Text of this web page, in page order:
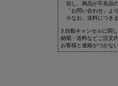
但し、商品が不良品
「お問い合わせ」より
※なお、送料につきま
3.自動キャンセルに関
納期・送料などご注文
お客様と連絡がつかな